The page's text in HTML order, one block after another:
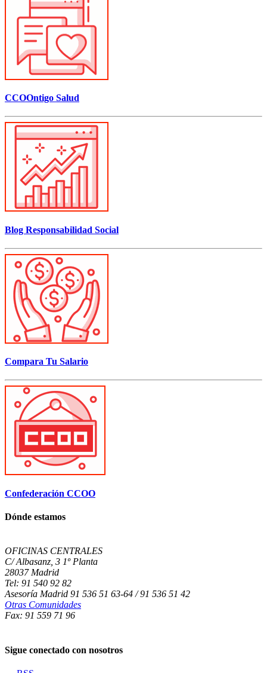
CCOOntigo Salud
Blog Responsabilidad Social
Compara Tu Salario
Confederación CCOO
Dónde estamos
OFICINAS CENTRALES
C/ Albasanz, 3 1º Planta
28037 Madrid
Tel: 91 540 92 82
Asesoría Madrid 91 536 51 63-64 / 91 536 51 42
Otras Comunidades
Fax: 91 559 71 96
Sigue conectado con nosotros